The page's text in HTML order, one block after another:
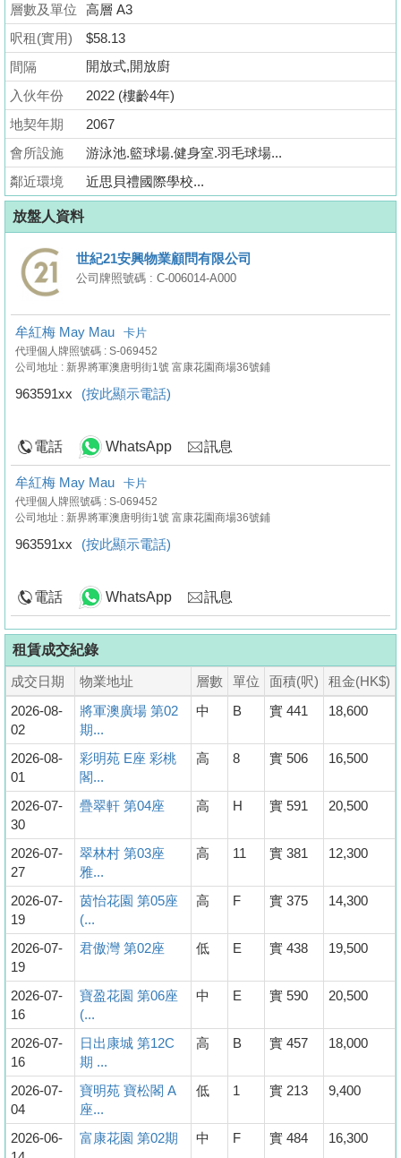
冊
關
於
我
們
層數及單位
高層 A3
呎租(實用)
$58.13
間隔
開放式,開放廚
入伙年份
2022 (樓齡4年)
地契年期
2067
會所設施
游泳池.籃球場.健身室.羽毛球場...
鄰近環境
近思貝禮國際學校...
放盤人資料
世紀21安興物業顧問有限公司
公司牌照號碼 : C-006014-A000
牟紅梅 May Mau 卡片
代理個人牌照號碼 : S-069452
公司地址 : 新界將軍澳唐明街1號 富康花園商場36號鋪
963591xx (按此顯示電話)
電話 WhatsApp 訊息
牟紅梅 May Mau 卡片
代理個人牌照號碼 : S-069452
公司地址 : 新界將軍澳唐明街1號 富康花園商場36號鋪
963591xx (按此顯示電話)
電話 WhatsApp 訊息
租賃成交紀錄
成交日期 物業地址 層數 單位 面積(呎)
租金(HK$)
2026-08-
02
將軍澳廣場 第02
期...
中 B 實 441 18,600
2026-08-
01
彩明苑 E座 彩桃
閣...
高 8 實 506 16,500
2026-07-
30
疊翠軒 第04座 高 H 實 591 20,500
2026-07-
27
翠林村 第03座
雅...
高 11 實 381 12,300
2026-07-
19
茵怡花園 第05座
(...
高 F 實 375 14,300
2026-07-
19
君傲灣 第02座 低 E 實 438 19,500
2026-07-
16
寶盈花園 第06座
(...
中 E 實 590 20,500
2026-07-
16
日出康城 第12C
期 ...
高 B 實 457 18,000
2026-07-
04
寶明苑 寶松閣 A
座...
低 1 實 213 9,400
2026-06-
富康花園 第02期
中 F 實 484 16,300